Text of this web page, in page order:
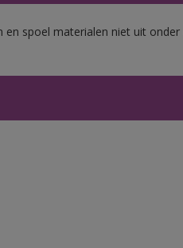
spoel materialen niet uit onder